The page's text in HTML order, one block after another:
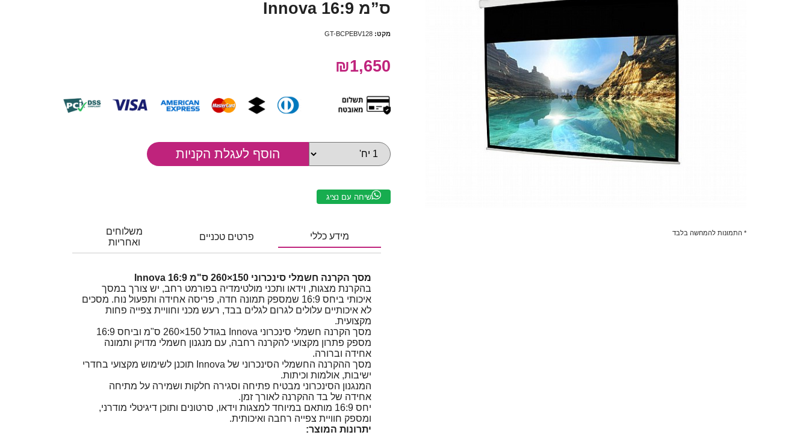
* התמונות להמחשה בלבד
ס”מ 16:9 Innova
מקט: GT-BCPEBV128
₪1,650
שיחה עם נציג
מידע כללי פרטים טכניים
משלוחים
ואחריות
מסך הקרנה חשמלי סינכרוני 150×260 ס"מ 16:9 Innova
בהקרנת מצגות, וידאו ותכני מולטימדיה בפורמט רחב, יש צורך במסך
איכותי ביחס 16:9 שמספק תמונה חדה, פריסה אחידה ותפעול נוח. מסכים
לא איכותיים עלולים לגרום לגלים בבד, רעש מכני וחוויית צפייה פחות
מקצועית.
מסך הקרנה חשמלי סינכרוני Innova בגודל 150×260 ס"מ וביחס 16:9
מספק פתרון מקצועי להקרנה רחבה, עם מנגנון חשמלי מדויק ותמונה
אחידה וברורה.
מסך ההקרנה החשמלי הסינכרוני של Innova תוכנן לשימוש מקצועי בחדרי
ישיבות, אולמות וכיתות.
המנגנון הסינכרוני מבטיח פתיחה וסגירה חלקות ושמירה על מתיחה
אחידה של בד ההקרנה לאורך זמן.
יחס 16:9 מותאם במיוחד למצגות וידאו, סרטונים ותוכן דיגיטלי מודרני,
ומספק חוויית צפייה רחבה ואיכותית.
יתרונות המוצר: